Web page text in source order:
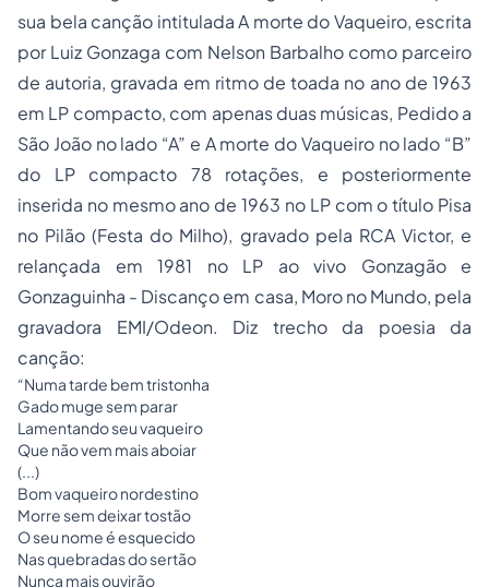
sua bela canção intituladaA morte do Vaqueiro, escrita
por Luiz Gonzaga com Nelson Barbalho como parceiro
de autoria, gravada em ritmo de toada no ano de 1963
em LP compacto, com apenas duas músicas, Pedido a
São Joãono lado “A” e A morte do Vaqueirono lado “B”
do LP compacto 78 rotações, e posteriormente
inserida no mesmo ano de 1963 no LP com o título Pisa
no Pilão (Festa do Milho), gravado pela RCA Victor, e
relançada em 1981 no LP ao vivo Gonzagão e
Gonzaguinha - Discanço em casa, Moro no Mundo, pela
gravadora EMI/Odeon. Diz trecho da poesia da
canção:
“Numa tarde bem tristonha
Gado muge sem parar
Lamentando seu vaqueiro
Que não vem mais aboiar
(...)
Bom vaqueiro nordestino
Morre sem deixar tostão
O seu nome é esquecido
Nas quebradas do sertão
Nunca mais ouvirão